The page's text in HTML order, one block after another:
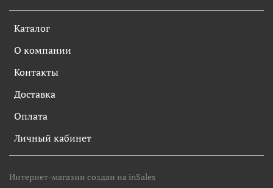
Каталог
О компании
Контакты
Доставка
Оплата
Личный кабинет
Интернет-магазин создан на inSales